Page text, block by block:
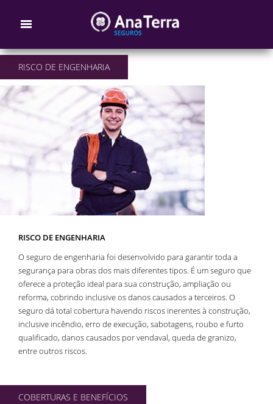
RISCO DE ENGENHARIA
RISCO DE ENGENHARIA
O seguro de engenharia foi desenvolvido para garantir toda a
segurança para obras dos mais diferentes tipos. É um seguro que
oferece a proteção ideal para sua construção, ampliação ou
reforma, cobrindo inclusive os danos causados a terceiros. O
seguro dá total cobertura havendo riscos inerentes à construção,
inclusive incêndio, erro de execução, sabotagens, roubo e furto
qualificado, danos causados por vendaval, queda de granizo,
entre outros riscos.
COBERTURAS E BENEFÍCIOS